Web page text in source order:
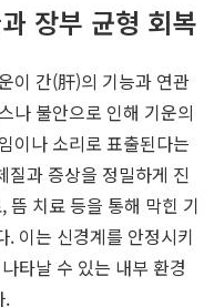
장부 균형 회복
이 간(肝)의 기능과 연관
나 불안으로 인해 기운의
이나 소리로 표출된다는
질과 증상을 정밀하게 진
뜸 치료 등을 통해 막힌 기
. 이는 신경계를 안정시키
타날 수 있는 내부 환경
.